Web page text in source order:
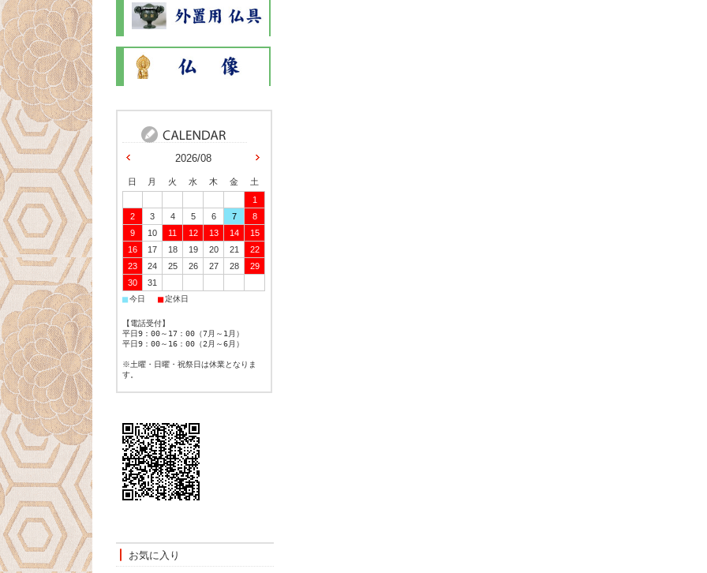
2026/08
日 月 火 水 木 金
土
1
2
3 4 5 6 7
8
9
10 11 12 13 14
15
16
17 18 19 20 21
22
23
24 25 26 27 28
29
30
31
■今日 ■定休日
【電話受付】
平日9：00～17：00（7月～1月）
平日9：00～16：00（2月～6月）
※土曜・日曜・祝祭日は休業となりま
す。
お気に入り